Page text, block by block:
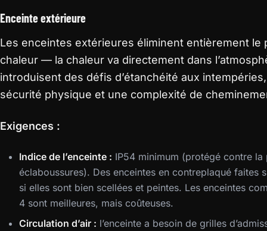
Enceinte extérieure
Les enceintes extérieures éliminent entièrement le
chaleur — la chaleur va directement dans
introduisent des défis d’étanchéité aux
sécurité physique et une complexité de
Exigences :
Indice de l’enceinte : IP54 minimum (protégé contre la
éclaboussures). Des enceintes en contreplaqué faites
si elles sont bien scellées et peintes. Les enceintes
4 sont meilleures, mais coûteuses.
Circulation d’air : l’enceinte a besoin de grilles